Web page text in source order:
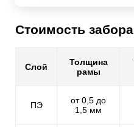
Стоимость забора
Слой
Толщина
рамы
ПЭ
от 0,5 до
1,5 мм